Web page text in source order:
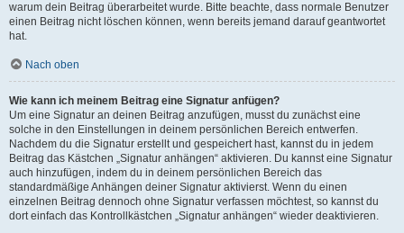
warum dein Beitrag überarbeitet wurde. Bitte beachte, dass normale Benutzer
einen Beitrag nicht löschen können, wenn bereits jemand darauf geantwortet
hat.
Nach oben
Wie kann ich meinem Beitrag eine Signatur anfügen?
Um eine Signatur an deinen Beitrag anzufügen, musst du zunächst eine
solche in den Einstellungen in deinem persönlichen Bereich entwerfen.
Nachdem du die Signatur erstellt und gespeichert hast, kannst du in jedem
Beitrag das Kästchen „Signatur anhängen“ aktivieren. Du kannst eine Signatur
auch hinzufügen, indem du in deinem persönlichen Bereich das
standardmäßige Anhängen deiner Signatur aktivierst. Wenn du einen
einzelnen Beitrag dennoch ohne Signatur verfassen möchtest, so kannst du
dort einfach das Kontrollkästchen „Signatur anhängen“ wieder deaktivieren.